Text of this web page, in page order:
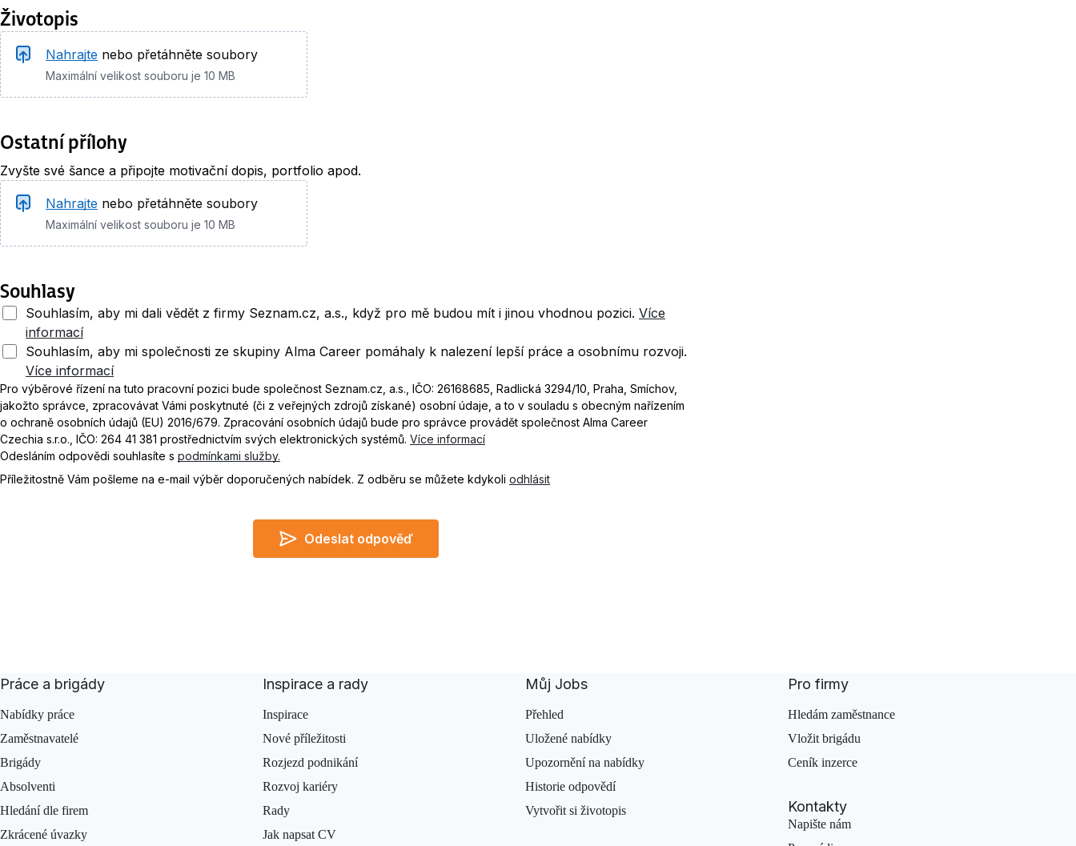
Životopis
Životopis
Nahrajte nebo přetáhněte soubory
Maximální velikost souboru je 10 MB
Ostatní přílohy
Zvyšte své šance a připojte motivační dopis, portfolio apod.
Nahrajte nebo přetáhněte soubory
Maximální velikost souboru je 10 MB
Souhlasy
Souhlasím, aby mi dali vědět z firmy Seznam.cz, a.s., když pro mě budou mít i jinou vhodnou pozici. Více
informací
Souhlasím, aby mi společnosti ze skupiny Alma Career pomáhaly k nalezení lepší práce a osobnímu rozvoji.
Více informací
Pro výběrové řízení na tuto pracovní pozici bude společnost Seznam.cz, a.s., IČO: 26168685, Radlická 3294/10, Praha, Smíchov,
jakožto správce, zpracovávat Vámi poskytnuté (či z veřejných zdrojů získané) osobní údaje, a to v souladu s obecným nařízením
o ochraně osobních údajů (EU) 2016/679. Zpracování osobních údajů bude pro správce provádět společnost Alma Career
Czechia s.r.o., IČO: 264 41 381 prostřednictvím svých elektronických systémů. Více informací
Odesláním odpovědi souhlasíte s podmínkami služby.
Příležitostně Vám pošleme na e-mail výběr doporučených nabídek. Z odběru se můžete kdykoli odhlásit
Odeslat odpověď
Práce a brigády
Nabídky práce
Zaměstnavatelé
Brigády
Absolventi
Hledání dle firem
Zkrácené úvazky
Inspirace a rady
Inspirace
Nové příležitosti
Rozjezd podnikání
Rozvoj kariéry
Rady
Jak napsat CV
Můj Jobs
Přehled
Uložené nabídky
Upozornění na nabídky
Historie odpovědí
Vytvořit si životopis
Pro firmy
Hledám zaměstnance
Vložit brigádu
Ceník inzerce
Kontakty
Napište nám